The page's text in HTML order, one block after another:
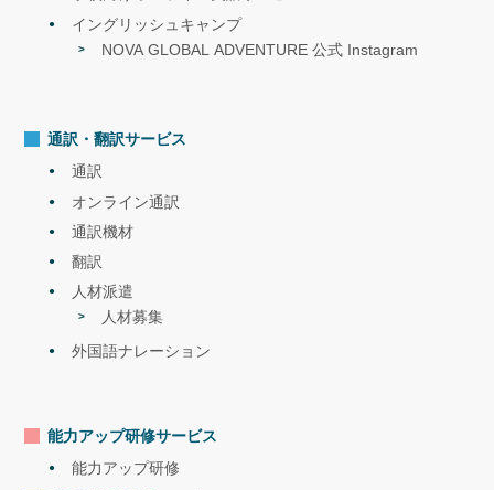
2022.4
<内容>「グローバル人財として必要な３
つのマインドのつくり方の解説セミナ
通訳
2022.3
Bリーグ（プロバスケットボール）・ハー
フタイムイベント
イングリッシュキャンプ
NOVA GLOBAL ADVENTURE 公式 Instagram
通訳・翻訳サービス
通訳
オンライン通訳
通訳機材
翻訳
人材派遣
人材募集
外国語ナレーション
能力アップ研修サービス
能力アップ研修